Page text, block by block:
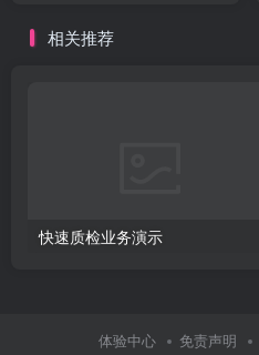
相关推荐
快速质检业务演示
体验中心 免责声明